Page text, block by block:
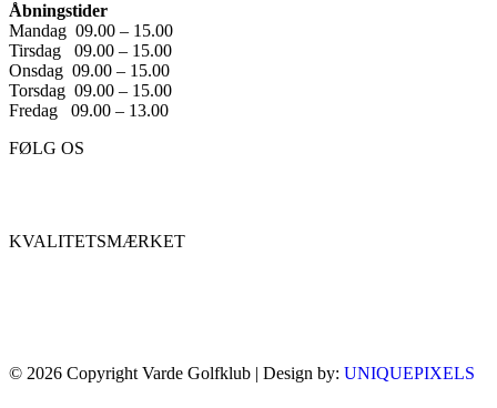
Åbningstider
Mandag 09.00 – 15.00
Tirsdag 09.00 – 15.00
Onsdag 09.00 – 15.00
Torsdag 09.00 – 15.00
Fredag 09.00 – 13.00
FØLG OS
KVALITETSMÆRKET
© 2026 Copyright Varde Golfklub | Design by: UNIQUEPIXELS